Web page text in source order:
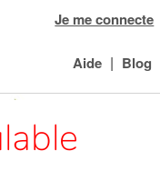
Je me connecte
Aide | Blog